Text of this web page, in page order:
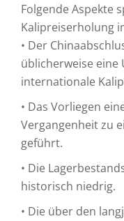
Folgende Aspekte
Kalipreiserholung
• Der
üblicherweise eine
internationale
• Das Vorliegen
Vergangenheit zu
geführt.
• Die
historisch niedrig.
• Die über den